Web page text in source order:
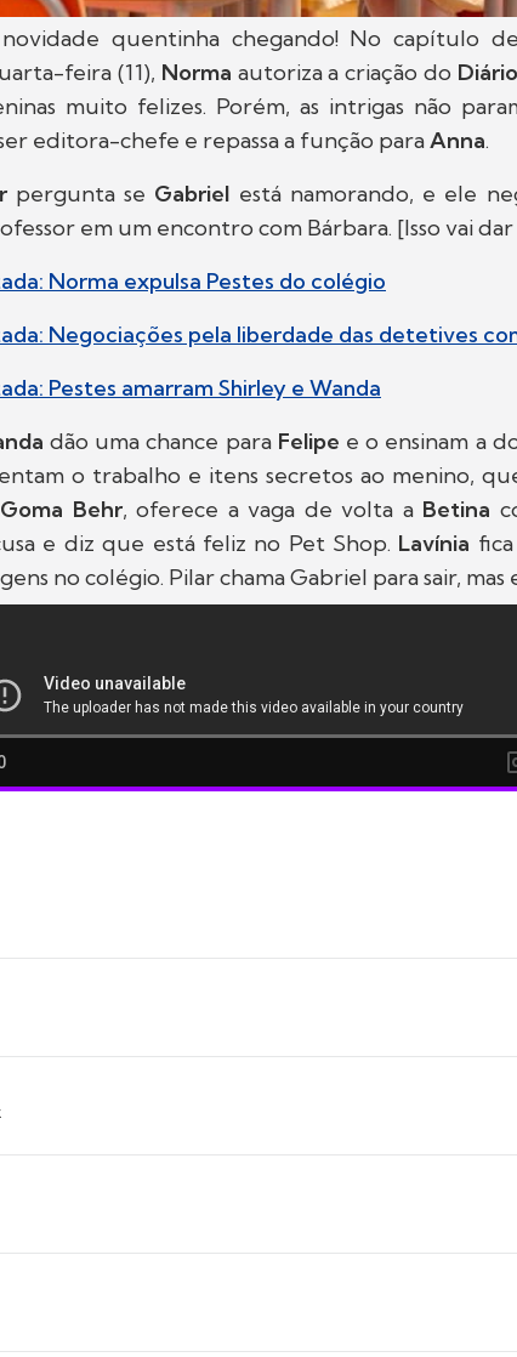
novidade quentinha chegando! No capítulo
feira (11), Norma autoriza a criação do
muito felizes. Porém, as intrigas não
editora-chefe e repassa a função paraAnna.
pergunta se Gabriel está namorando, e ele
em um encontro com Bárbara. [Isso vai
Norma expulsa Pestes do colégio
Negociações pela liberdade das detetives
Pestes amarram Shirley e Wanda
dão uma chance para Felipe e o ensinam a
o trabalho e itens secretos ao menino,
Goma Behr, oferece a vaga de volta a Betina
e diz que está feliz no Pet Shop. Lavínia
no colégio. Pilar chama Gabriel para sair, mas